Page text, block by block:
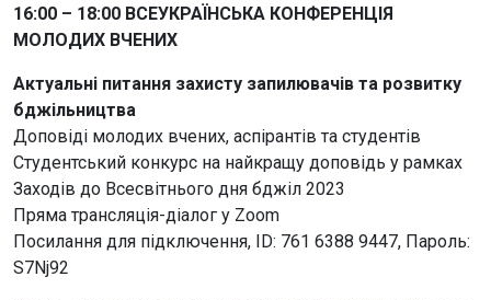
16:00 – 18:00 ВСЕУКРАЇНСЬКА КОНФЕРЕНЦІЯ
МОЛОДИХ ВЧЕНИХ
Актуальні питання захисту запилювачів та розвитку
бджільництва
Доповіді молодих вчених, аспірантів та студентів
Студентський конкурс на найкращу доповідь у рамках
Заходів до Всесвітнього дня бджіл 2023
Пряма трансляція-діалог у Zoom
Посилання для підключення, ID: 761 6388 9447, Пароль:
S7Nj92